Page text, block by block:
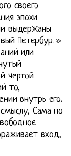
своего
эпохи
выдержаны
Петербург»
или
чертой
то,
внутрь его.
Сама по
вход,